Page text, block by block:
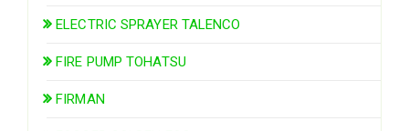
ELECTRIC SPRAYER TALENCO
FIRE PUMP TOHATSU
FIRMAN